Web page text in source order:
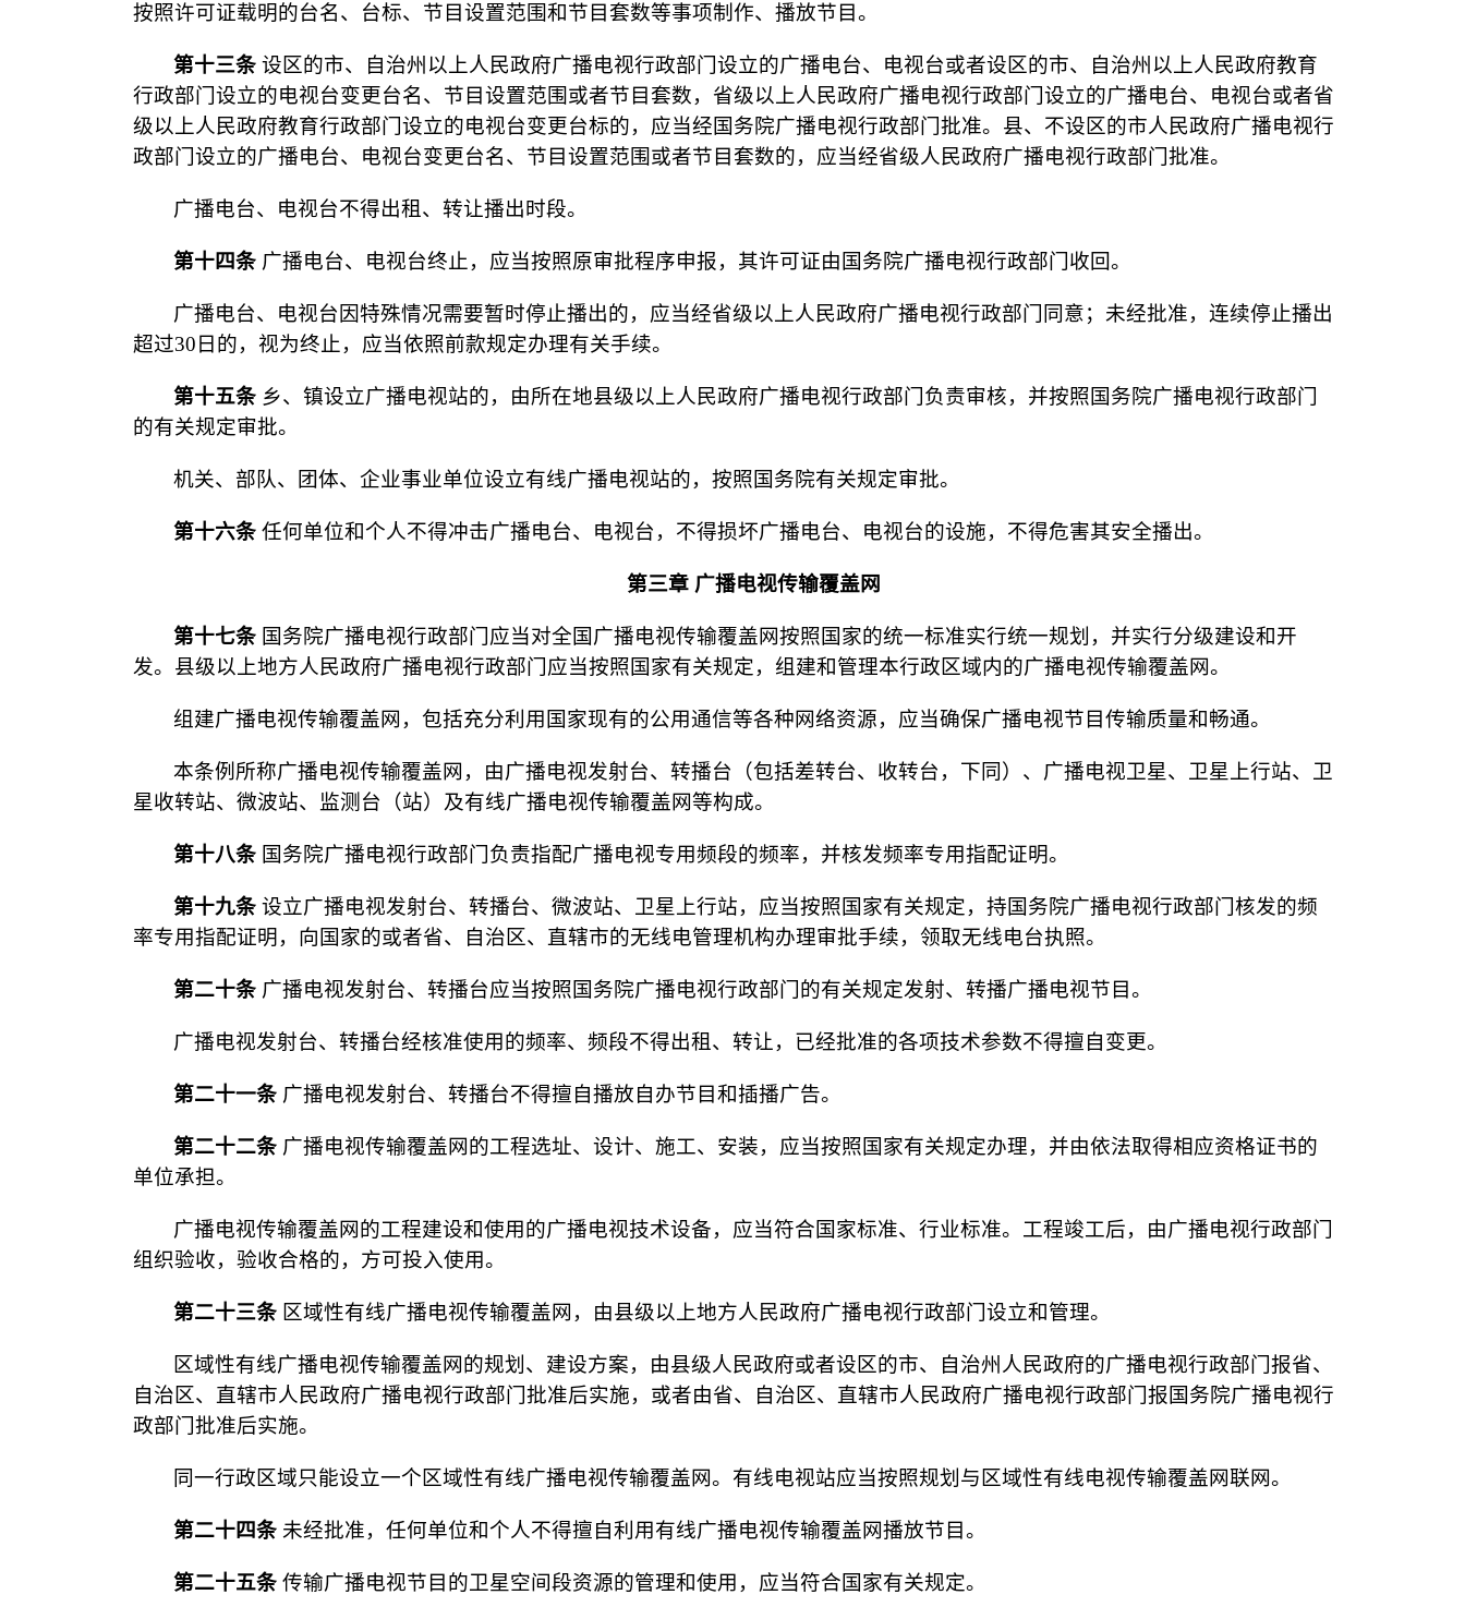
按照许可证载明的台名、台标、节目设置范围和节目套数等事项制作、播放节目。
第十三条 设区的市、自治州以上人民政府广播电视行政部门设立的广播电台、电视台或者设区的市、自治州以上人民政府教育
行政部门设立的电视台变更台名、节目设置范围或者节目套数，省级以上人民政府广播电视行政部门设立的广播电台、电视台或者省
级以上人民政府教育行政部门设立的电视台变更台标的，应当经国务院广播电视行政部门批准。县、不设区的市人民政府广播电视行
政部门设立的广播电台、电视台变更台名、节目设置范围或者节目套数的，应当经省级人民政府广播电视行政部门批准。
广播电台、电视台不得出租、转让播出时段。
第十四条 广播电台、电视台终止，应当按照原审批程序申报，其许可证由国务院广播电视行政部门收回。
广播电台、电视台因特殊情况需要暂时停止播出的，应当经省级以上人民政府广播电视行政部门同意；未经批准，连续停止播出
超过30日的，视为终止，应当依照前款规定办理有关手续。
第十五条 乡、镇设立广播电视站的，由所在地县级以上人民政府广播电视行政部门负责审核，并按照国务院广播电视行政部门
的有关规定审批。
机关、部队、团体、企业事业单位设立有线广播电视站的，按照国务院有关规定审批。
第十六条 任何单位和个人不得冲击广播电台、电视台，不得损坏广播电台、电视台的设施，不得危害其安全播出。
第三章 广播电视传输覆盖网
第十七条 国务院广播电视行政部门应当对全国广播电视传输覆盖网按照国家的统一标准实行统一规划，并实行分级建设和开
发。县级以上地方人民政府广播电视行政部门应当按照国家有关规定，组建和管理本行政区域内的广播电视传输覆盖网。
组建广播电视传输覆盖网，包括充分利用国家现有的公用通信等各种网络资源，应当确保广播电视节目传输质量和畅通。
本条例所称广播电视传输覆盖网，由广播电视发射台、转播台（包括差转台、收转台，下同）、广播电视卫星、卫星上行站、卫
星收转站、微波站、监测台（站）及有线广播电视传输覆盖网等构成。
第十八条 国务院广播电视行政部门负责指配广播电视专用频段的频率，并核发频率专用指配证明。
第十九条 设立广播电视发射台、转播台、微波站、卫星上行站，应当按照国家有关规定，持国务院广播电视行政部门核发的频
率专用指配证明，向国家的或者省、自治区、直辖市的无线电管理机构办理审批手续，领取无线电台执照。
第二十条 广播电视发射台、转播台应当按照国务院广播电视行政部门的有关规定发射、转播广播电视节目。
广播电视发射台、转播台经核准使用的频率、频段不得出租、转让，已经批准的各项技术参数不得擅自变更。
第二十一条 广播电视发射台、转播台不得擅自播放自办节目和插播广告。
第二十二条 广播电视传输覆盖网的工程选址、设计、施工、安装，应当按照国家有关规定办理，并由依法取得相应资格证书的
单位承担。
广播电视传输覆盖网的工程建设和使用的广播电视技术设备，应当符合国家标准、行业标准。工程竣工后，由广播电视行政部门
组织验收，验收合格的，方可投入使用。
第二十三条 区域性有线广播电视传输覆盖网，由县级以上地方人民政府广播电视行政部门设立和管理。
区域性有线广播电视传输覆盖网的规划、建设方案，由县级人民政府或者设区的市、自治州人民政府的广播电视行政部门报省、
自治区、直辖市人民政府广播电视行政部门批准后实施，或者由省、自治区、直辖市人民政府广播电视行政部门报国务院广播电视行
政部门批准后实施。
同一行政区域只能设立一个区域性有线广播电视传输覆盖网。有线电视站应当按照规划与区域性有线电视传输覆盖网联网。
第二十四条 未经批准，任何单位和个人不得擅自利用有线广播电视传输覆盖网播放节目。
第二十五条 传输广播电视节目的卫星空间段资源的管理和使用，应当符合国家有关规定。